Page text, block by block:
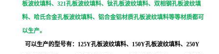
板波纹填料、321孔板波纹填料、钛孔板波纹填料、双相钢孔板波纹填
料、哈氏合金孔板波纹填料、铝合金铝材质孔板波纹填料等等材质都可
以生产。
可以生产的型号有： 125Y孔板波纹填料、 150Y孔板波纹填料、 250Y